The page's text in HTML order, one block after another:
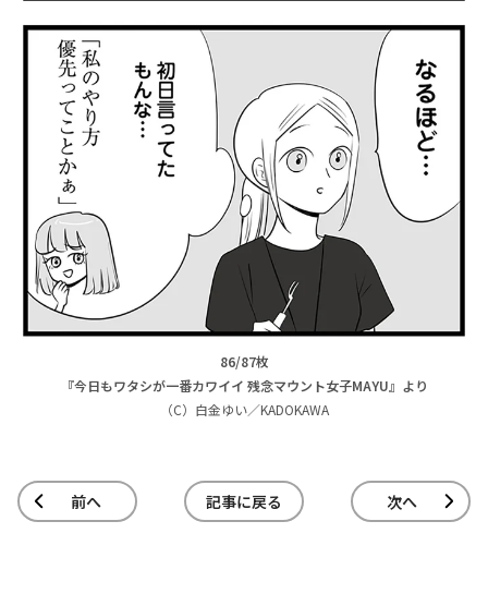
86/87枚
『今日もワタシが一番カワイイ 残念マウント女子MAYU』より
（C）白金ゆい／KADOKAWA
前へ 記事に戻る 次へ